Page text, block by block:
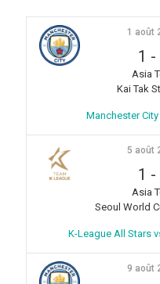
1 août
1 -
Asia
Kai Tak
Manchester
5 août
1 -
Asia
Seoul World
K-League All Stars
9 août